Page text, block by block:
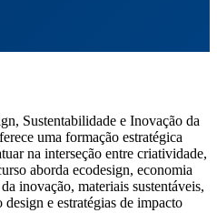
Sustentabilidade e Inovação da
uma formação estratégica
na interseção entre criatividade,
aborda ecodesign, economia
inovação, materiais sustentáveis,
e estratégias de impacto